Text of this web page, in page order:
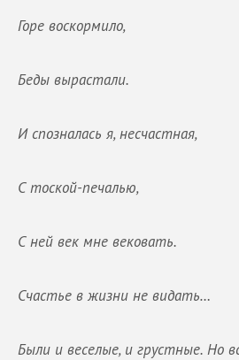
Горе воскормило,
Беды вырастали.
И спозналась я, несчастная,
С тоской-печалью,
С ней век мне вековать.
Счастье в жизни не видать…
Были и веселые, и грустные. Но